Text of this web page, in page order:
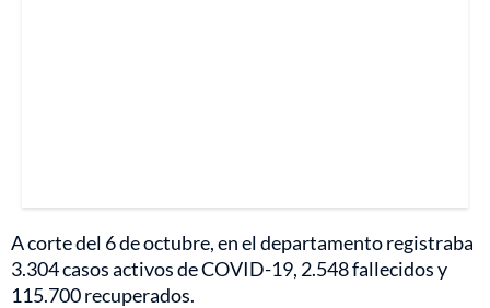
A corte del 6 de octubre, en el departamento registraba
3.304 casos activos de COVID-19, 2.548 fallecidos y
115.700 recuperados.